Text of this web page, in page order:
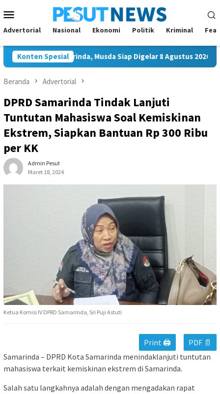
ke
kontenMobile
Advertorial Nasional Ekonomi Politik Kriminal
Konten Spesial
Samarinda, Musda Siap Digelar 8 Agustus 2026
Beranda Advertorial
DPRD Samarinda Tindak Lanjuti
Tuntutan Mahasiswa Soal Kemiskinan
Ekstrem, Siapkan Bantuan Rp 300 Ribu
per KK
Admin Pesut
Maret 18, 2024
Ketua Komisi IV DPRD Samarinda, Sri Puji Astuti
Print 🖨
PDF 📄
Samarinda – DPRD Kota Samarinda menindaklanjuti tuntutan
mahasiswa terkait kemiskinan ekstrem di Samarinda.
Salah satu langkahnya adalah dengan mengadakan rapat